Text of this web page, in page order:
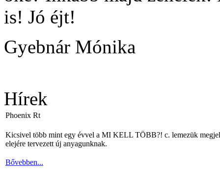
is! Jó éjt!
Gyebnár Mónika
Hírek
Phoenix Rt
Kicsivel több mint egy évvel a MI KELL TÖBB?! c. lemezük
elejére tervezett új anyagunknak.
Bővebben...